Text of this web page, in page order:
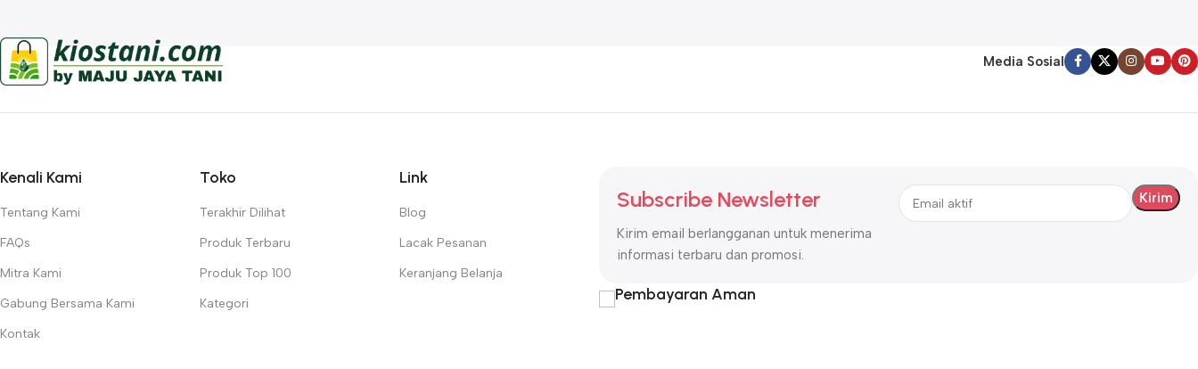
Media Sosial
Kenali Kami
Tentang Kami
FAQs
Mitra Kami
Gabung Bersama Kami
Kontak
Toko
Terakhir Dilihat
Produk Terbaru
Produk Top 100
Kategori
Link
Blog
Lacak Pesanan
Keranjang Belanja
Subscribe Newsletter
Kirim email berlangganan untuk menerima
informasi terbaru dan promosi.
Pembayaran Aman